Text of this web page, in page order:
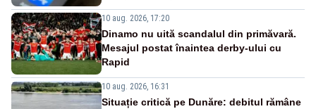
10 aug. 2026, 17:20
Dinamo nu uită scandalul din primăvară.
Mesajul postat înaintea derby-ului cu
Rapid
10 aug. 2026, 16:31
Situație critică pe Dunăre: debitul rămâne